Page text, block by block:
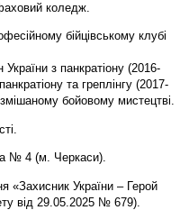
коледж.
бійцівському клубі
з панкратіону (2016-
та греплінгу (2017-
бойовому мистецтві.
№ 4 (м. Черкаси).
«Захисник України – Герой
від 29.05.2025 № 679).